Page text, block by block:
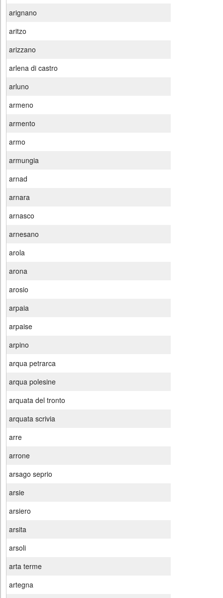
arignano
aritzo
arizzano
arlena di castro
arluno
armeno
armento
armo
armungia
arnad
arnara
arnasco
arnesano
arola
arona
arosio
arpaia
arpaise
arpino
arqua petrarca
arqua polesine
arquata del tronto
arquata scrivia
arre
arrone
arsago seprio
arsie
arsiero
arsita
arsoli
arta terme
artegna